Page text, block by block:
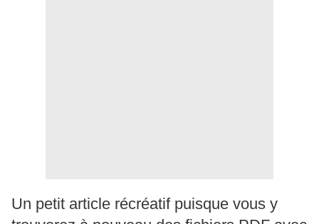
Un petit article récréatif puisque vous y